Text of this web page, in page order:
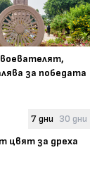
за победата
7 дни 30 дни
цвят за дреха